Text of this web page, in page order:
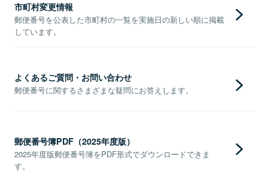
市町村変更情報
郵便番号を公表した市町村の一覧を実施日の新しい順に掲載
しています。
よくあるご質問・お問い合わせ
郵便番号に関するさまざまな疑問にお答えします。
郵便番号簿PDF（2025年度版）
2025年度版郵便番号簿をPDF形式でダウンロードできま
す。